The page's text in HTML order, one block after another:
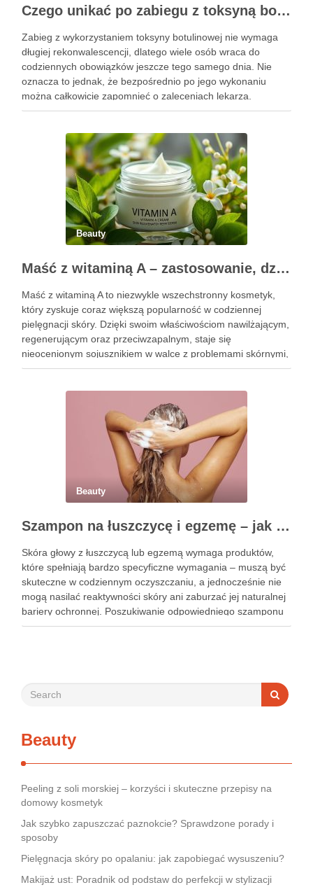
Czego unikać po zabiegu z toksyną botulinową?
Zabieg z wykorzystaniem toksyny botulinowej nie wymaga
długiej rekonwalescencji, dlatego wiele osób wraca do
codziennych obowiązków jeszcze tego samego dnia. Nie
oznacza to jednak, że bezpośrednio po jego wykonaniu
można całkowicie zapomnieć o zaleceniach lekarza.
Pierwsze godziny i dni po zabiegu mają znaczenie dla
Beauty
Maść z witaminą A – zastosowanie, działanie i bezpieczeństwo stosowania
Maść z witaminą A to niezwykle wszechstronny kosmetyk,
który zyskuje coraz większą popularność w codziennej
pielęgnacji skóry. Dzięki swoim właściwościom nawilżającym,
regenerującym oraz przeciwzapalnym, staje się
nieocenionym sojusznikiem w walce z problemami skórnymi,
takimi jak zmarszczki, trądzik czy podrażnienia. Jej działanie
Beauty
Szampon na łuszczycę i egzemę – jak świadomie dobierać produkty przy wrażliwej skórze głowy?
Skóra głowy z łuszczycą lub egzemą wymaga produktów,
które spełniają bardzo specyficzne wymagania – muszą być
skuteczne w codziennym oczyszczaniu, a jednocześnie nie
mogą nasilać reaktywności skóry ani zaburzać jej naturalnej
bariery ochronnej. Poszukiwanie odpowiedniego szamponu
bywa dla wielu pacjentów procesem długim i frustrującym, bo
Beauty
Peeling z soli morskiej – korzyści i skuteczne przepisy na
domowy kosmetyk
Jak szybko zapuszczać paznokcie? Sprawdzone porady i
sposoby
Pielęgnacja skóry po opalaniu: jak zapobiegać wysuszeniu?
Makijaż ust: Poradnik od podstaw do perfekcji w stylizacji